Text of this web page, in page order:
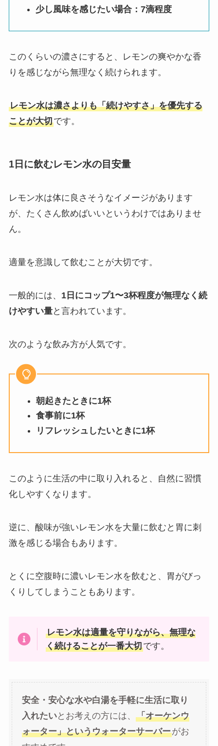
少し風味を感じたい場合：7滴程度
このくらいの濃さにすると、レモンの爽やかな香
りを感じながら無理なく続けられます。
レモン水は濃さよりも「続けやすさ」を優先する
ことが大切です。
1日に飲むレモン水の目安量
レモン水は体に良さそうなイメージがあります
が、たくさん飲めばいいというわけではありませ
ん。
適量を意識して飲むことが大切です。
一般的には、 1日にコップ1〜3杯程度が無理なく続
けやすい量と言われています。
次のような飲み方が人気です。
朝起きたときに1杯
食事前に1杯
リフレッシュしたいときに1杯
このように生活の中に取り入れると、自然に習慣
化しやすくなります。
逆に、酸味が強いレモン水を大量に飲むと胃に刺
激を感じる場合もあります。
とくに空腹時に濃いレモン水を飲むと、胃がびっ
くりしてしまうこともあります。
レモン水は適量を守りながら、無理な
く続けることが一番大切です。
安全・安心な水や白湯を手軽に生活に取り
入れたいとお考えの方には、 「オーケンウ
ォーター」というウォーターサーバーがお